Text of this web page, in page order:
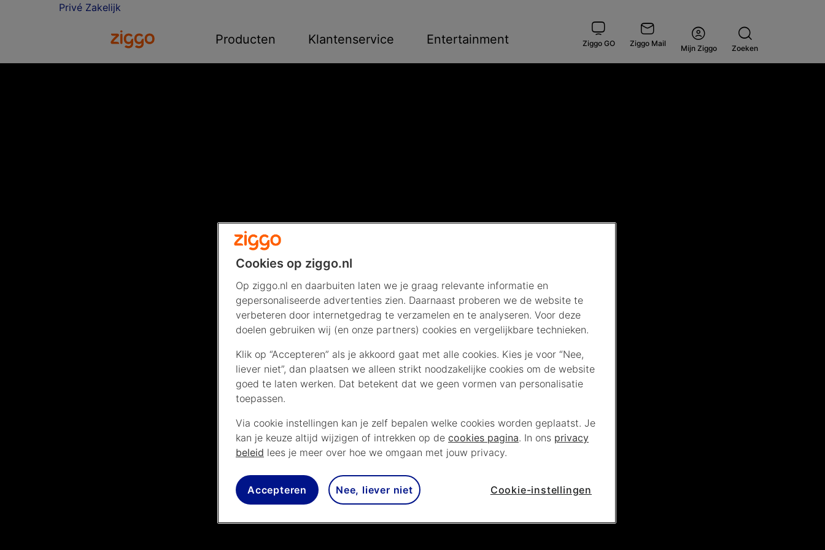
Privé Zakelijk
Ga naar de Ziggo homepageProducten Klantenservice Entertainment Ziggo GO Ziggo Mail Open
Mijn Ziggo
Zoeken
Cookies op ziggo.nl
Op ziggo.nl en daarbuiten laten we je graag relevante informatie en
gepersonaliseerde advertenties zien. Daarnaast proberen we de website te
verbeteren door internetgedrag te verzamelen en te analyseren. Voor deze
doelen gebruiken wij (en onze partners) cookies en vergelijkbare technieken.
Klik op “Accepteren” als je akkoord gaat met alle cookies. Kies je voor “Nee,
liever niet”, dan plaatsen we alleen strikt noodzakelijke cookies om de website
goed te laten werken. Dat betekent dat we geen vormen van personalisatie
toepassen.
Via cookie instellingen kan je zelf bepalen welke cookies worden geplaatst. Je
kan je keuze altijd wijzigen of intrekken op de cookies pagina. In ons privacy
beleid lees je meer over hoe we omgaan met jouw privacy.
Accepteren Nee, liever niet Cookie-instellingen